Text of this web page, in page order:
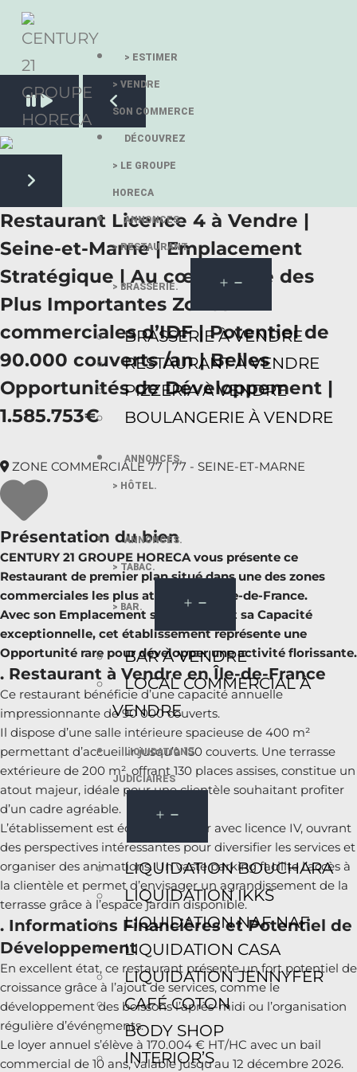
> ESTIMER
> VENDRE
SON COMMERCE
DÉCOUVREZ
> LE GROUPE
HORECA
ANNONCES.
> RESTAURANT.
> BRASSERIE.
BRASSERIE À VENDRE
RESTAURANT À VENDRE
PIZZERIA À VENDRE
BOULANGERIE À VENDRE
ANNONCES.
> HÔTEL.
ANNONCES.
> TABAC.
> BAR.
BAR À VENDRE
LOCAL COMMERCIAL À
VENDRE
LIQUIDATIONS
JUDICIAIRES
LIQUIDATION BOUCHARA
LIQUIDATION IKKS
LIQUIDATION NAF NAF
LIQUIDATION CASA
LIQUIDATION JENNYFER
CAFÉ COTON
BODY SHOP
INTERIOR’S
Pause slide rotation
Resume slide rotation
Previous slide
Next slide
Restaurant Licence 4 à Vendre |
Seine-et-Marne | Emplacement
Stratégique | Au cœur d'une des
Plus Importantes Zones
commerciales d’IDF | Potentiel de
90.000 couverts /an | Belles
Opportunités de Développement |
1.585.753€
ZONE COMMERCIALE 77 | 77 - SEINE-ET-MARNE
Présentation du bien
CENTURY 21 GROUPE HORECA vous présente ce
Restaurant de premier plan situé dans une des zones
commerciales les plus attractives d’Île-de-France.
Avec son Emplacement stratégique et sa Capacité
exceptionnelle, cet établissement représente une
Opportunité rare pour développer une activité florissante.
. Restaurant à Vendre en Île-de-France
Ce restaurant bénéficie d’une capacité annuelle
impressionnante de 90 000 couverts.
Il dispose d’une salle intérieure spacieuse de 400 m²
permettant d’accueillir jusqu’à 150 couverts. Une terrasse
extérieure de 200 m², offrant 130 places assises, constitue un
atout majeur, idéale pour une clientèle souhaitant profiter
d’un cadre agréable.
L’établissement est équipé d’un bar avec licence IV, ouvrant
des perspectives intéressantes pour diversifier les services et
organiser des animations. Un vaste parking facilite l’accès à
la clientèle et permet d’envisager un agrandissement de la
terrasse grâce à l’espace jardin disponible.
. Informations Financières et Potentiel de
Développement
En excellent état, ce restaurant présente un fort potentiel de
croissance grâce à l’ajout de services, comme le
développement des boissons l’après-midi ou l’organisation
régulière d’événements.
Le loyer annuel s’élève à 170.004 € HT/HC avec un bail
commercial de 10 ans, valable jusqu’au 12 décembre 2026.